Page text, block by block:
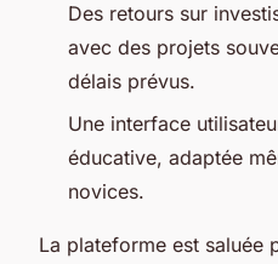
Des retours sur
avec des projets
délais prévus.
Une interface
éducative, adaptée
novices.
La plateforme est saluée